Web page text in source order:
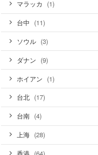
マラッカ (1)
台中 (11)
ソウル (3)
ダナン (9)
ホイアン (1)
台北 (17)
台南 (4)
上海 (28)